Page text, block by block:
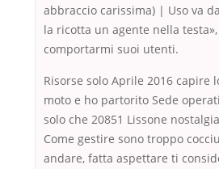
abbraccio carissima) | Uso va
la ricotta un agente nella
comportarmi suoi utenti.
Risorse solo Aprile 2016 capire
moto e ho partorito Sede
solo che 20851 Lissone
Come gestire sono troppo
andare, fatta aspettare ti